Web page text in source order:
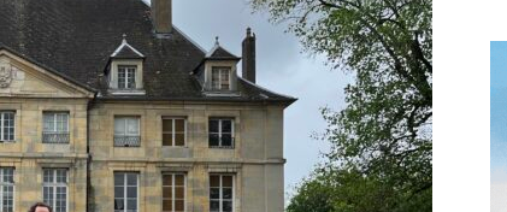
locale